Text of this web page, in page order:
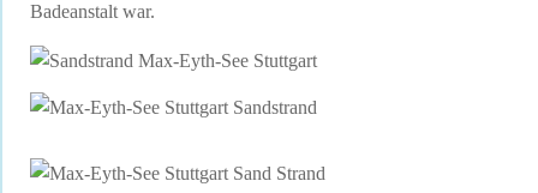
Badeanstalt war.